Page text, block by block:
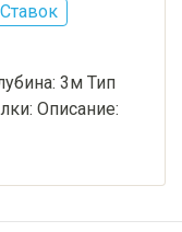
Ставок
3м Тип
Описание: